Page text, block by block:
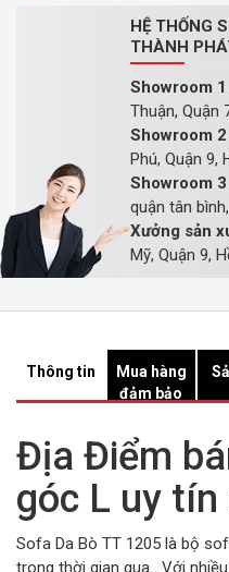
HỆ THỐNG
THÀNH
Showroom 1
Thuận, Quận
Showroom 2
Phú, Quận 9,
Showroom 3
quận tân
Xưởng sản
Mỹ, Quận 9,
Thông tin
Mua hàng
đảm bảo
Địa Điểm
góc L uy tín
Sofa Da Bò TT 1205 là bộ
trong thời gian qua . Với